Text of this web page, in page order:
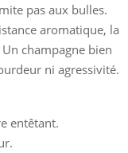
pas aux bulles.
aromatique, la
champagne bien
ni agressivité.
entêtant.